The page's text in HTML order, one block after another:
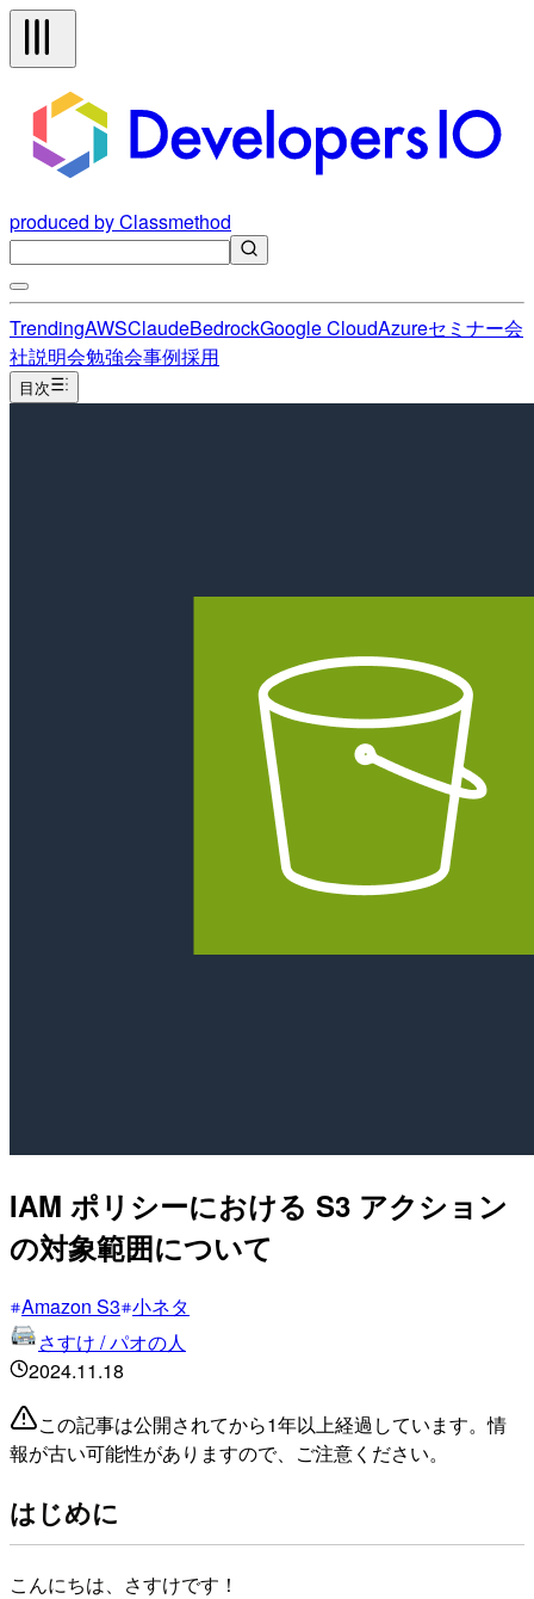
produced by Classmethod
TrendingAWSClaudeBedrockGoogle CloudAzureセミナー会
社説明会勉強会事例採用
目次
IAM ポリシーにおける S3 アクション
の対象範囲について
Amazon S3 小ネタ
さすけ / パオの人
2024.11.18
この記事は公開されてから1年以上経過しています。情
報が古い可能性がありますので、ご注意ください。
はじめに
こんにちは、さすけです！